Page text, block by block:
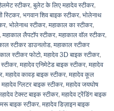
स्टीकर,बुलेट के लिए महादेव स्टीकर,
स्टिकर, भगवान शिव बाइक स्टीकर, भोलेनाथ
, भोलेनाथ स्टीकर,महाकाल का स्टीकर,
,महाकाल लैपटॉप स्टीकर,महाकाल वॉल स्टीकर,
स्टीकर डाउनलोड,महाकाल स्टीकर
स्टीकर फोटो,महादेव 3D बाइक स्टीकर,
स्टीकर,महादेव एनिमेटेड बाइक स्टीकर,महादेव
,महादेव कावड़ बाइक स्टीकर,महादेव कूल
महादेव ग्लिटर बाइक स्टीकर,महादेव जयघोष
टेक्स्ट बाइक स्टीकर,महादेव ट्रेंडिंग बाइक
बाइक स्टीकर,महादेव डिज़ाइन बाइक